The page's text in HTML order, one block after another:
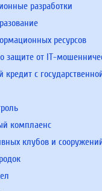
разработки
ресурсов
защите от IT-
кредит с
комплаенс
клубов и